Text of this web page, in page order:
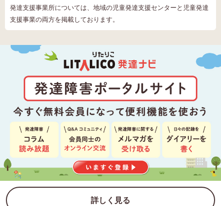
発達支援事業所については、地域の児童発達支援センターと児童発達
支援事業の両方を掲載しております。
詳しく見る